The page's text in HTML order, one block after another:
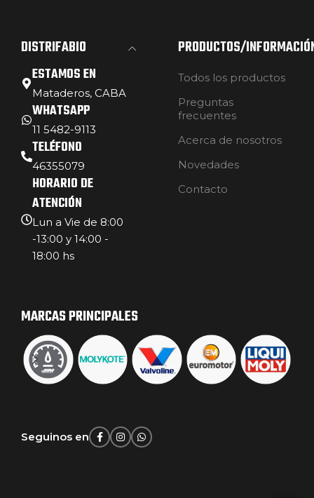
DISTRIFABIO
ESTAMOS EN
Mataderos, CABA
WHATSAPP
11 5482-9113
TELÉFONO
46355079
HORARIO DE
ATENCIÓN
Lun a Vie de 8:00
-13:00 y 14:00 -
18:00 hs
PRODUCTOS/
Todos los productos
Preguntas
frecuentes
Acerca de nosotros
Novedades
Contacto
MARCAS PRINCIPALES
Seguinos en